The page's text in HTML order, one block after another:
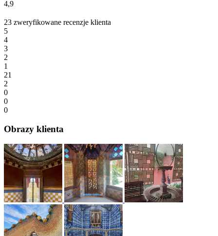
4,9
23 zweryfikowane recenzje klienta
5
4
3
2
1
21
2
0
0
0
Obrazy klienta